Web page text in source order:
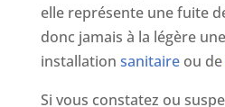
elle représente une fuite
donc jamais à la légère
installation sanitaireou de
Si vous constatez ou